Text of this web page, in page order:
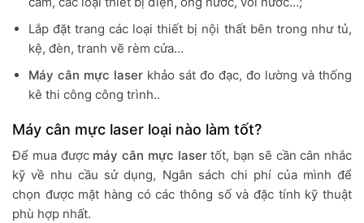
Lắp đặt trang các loại thiết bị nội thất bên trong như tủ,
kệ, đèn, tranh vẽ rèm cửa…
Máy cân mực laser khảo sát đo đạc, đo lường và thống
kê thi công công trình..
Máy cân mực laser loại nào làm tốt?
Để mua được máy cân mực lasertốt, bạn sẽ cần cân nhắc
kỹ về nhu cầu sử dụng, Ngân sách chi phí của mình để
chọn được mặt hàng có các thông số và đặc tính kỹ thuật
phù hợp nhất.